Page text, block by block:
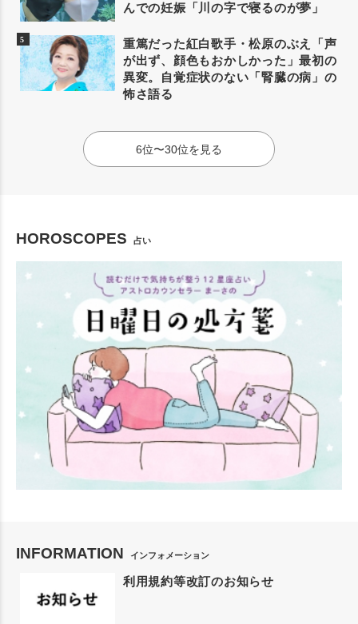
んでの妊娠「川の字で寝るのが夢」
重篤だった紅白歌手・松原のぶえ「声
が出ず、顔色もおかしかった」最初の
異変。自覚症状のない「腎臓の病」の
怖さ語る
6位〜30位を見る
HOROSCOPES 占い
INFORMATION インフォメーション
利用規約等改訂のお知らせ